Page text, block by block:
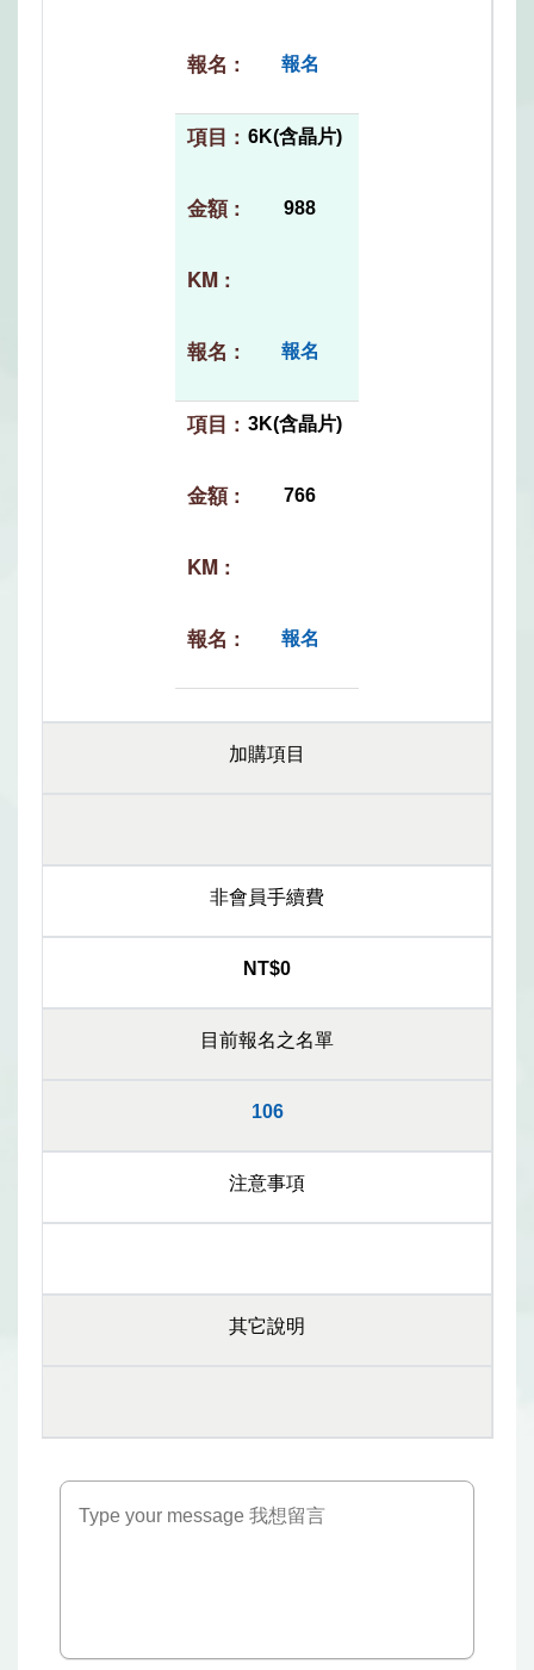
報名
6K(含晶片)
988
報名
3K(含晶片)
766
報名
加購項目
非會員手續費
NT$0
目前報名之名單
106
注意事項
其它說明